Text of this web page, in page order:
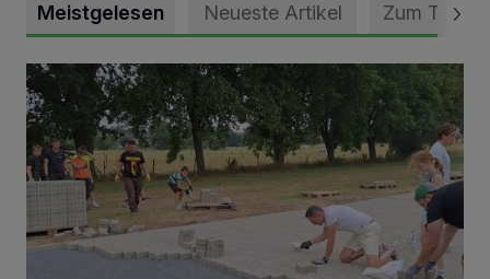
Meistgelesen Neueste Artikel Zum Thema
Pünktlich zum Schützenfest den Weg zum Festzelt